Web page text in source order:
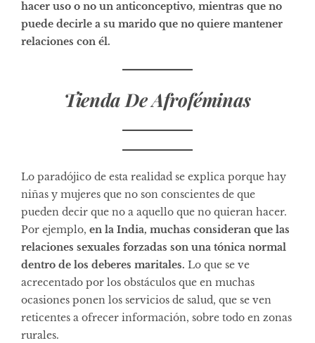
hacer uso o no un anticonceptivo, mientras que no
puede decirle a su marido que no quiere mantener
relaciones con él.
Tienda De Afroféminas
Lo paradójico de esta realidad se explica porque hay
niñas y mujeres que no son conscientes de que
pueden decir que no a aquello que no quieran hacer.
Por ejemplo, en la India, muchas consideran que las
relaciones sexuales forzadas son una tónica normal
dentro de los deberes maritales. Lo que se ve
acrecentado por los obstáculos que en muchas
ocasiones ponen los servicios de salud, que se ven
reticentes a ofrecer información, sobre todo en zonas
rurales.